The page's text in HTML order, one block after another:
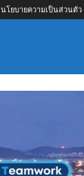
นโยบายความเป็นส่วนตัว